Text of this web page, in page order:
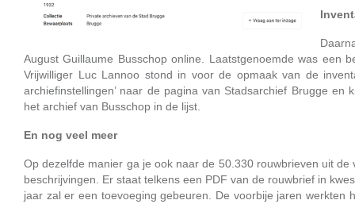
August Guillaume Busschop online. Laatstgenoemde was een
Vrijwilliger Luc Lannoo stond in voor de opmaak van de
archiefinstellingen’ naar de pagina van Stadsarchief Brugge en
het archief van Busschop in de lijst.
En nog veel meer
Op dezelfde manier ga je ook naar de 50.330 rouwbrieven uit
beschrijvingen. Er staat telkens een PDF van de rouwbrief in
jaar zal er een toevoeging gebeuren. De voorbije jaren werkten